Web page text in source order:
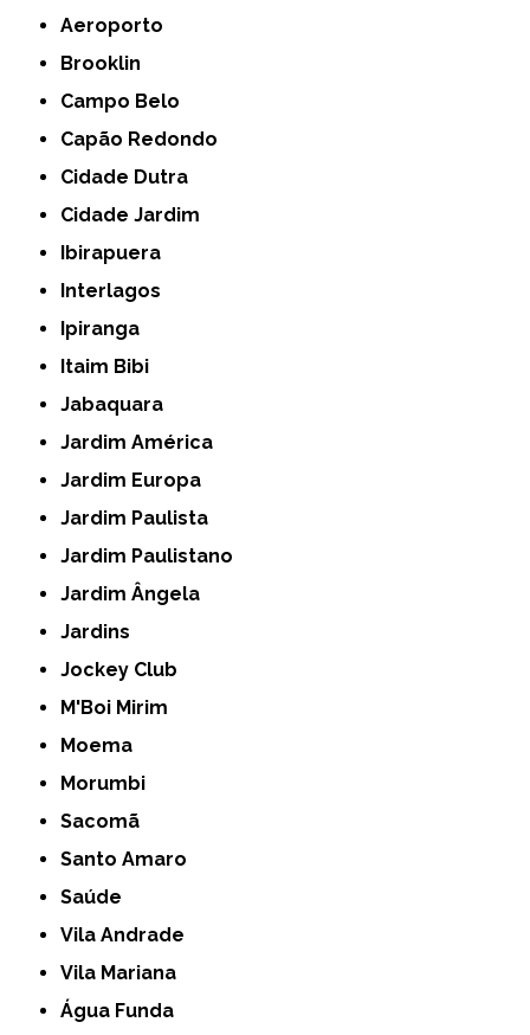
Aeroporto
Brooklin
Campo Belo
Capão Redondo
Cidade Dutra
Cidade Jardim
Ibirapuera
Interlagos
Ipiranga
Itaim Bibi
Jabaquara
Jardim América
Jardim Europa
Jardim Paulista
Jardim Paulistano
Jardim Ângela
Jardins
Jockey Club
M'Boi Mirim
Moema
Morumbi
Sacomã
Santo Amaro
Saúde
Vila Andrade
Vila Mariana
Água Funda